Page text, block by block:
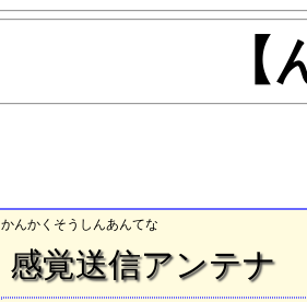
かんかくそうしんあんてな
感覚送信アンテナ